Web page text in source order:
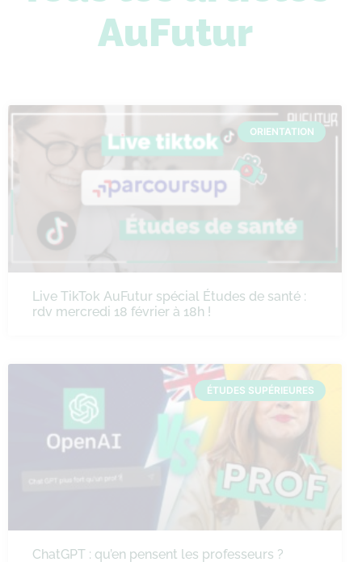
AuFutur
ORIENTATION
Live TikTok AuFutur spécial Études de santé :
rdv mercredi 18 février à 18h !
ÉTUDES SUPÉRIEURES
ChatGPT : qu’en pensent les professeurs ?